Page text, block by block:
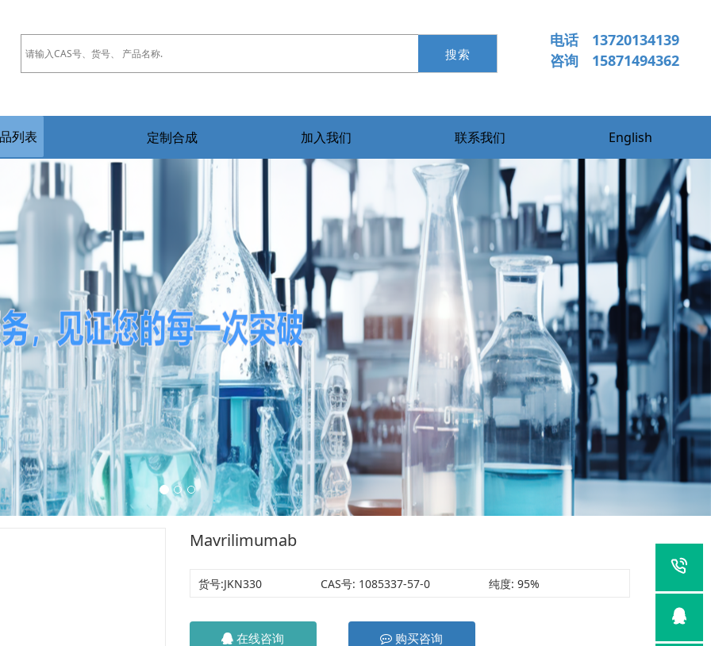
电话
13720134139
15871494362
列表 定制合成 加入我们 联系我们 English
Mavrilimumab
货号:JKN330 CAS号: 1085337-57-0 纯度: 95%
在线咨询 购买咨询